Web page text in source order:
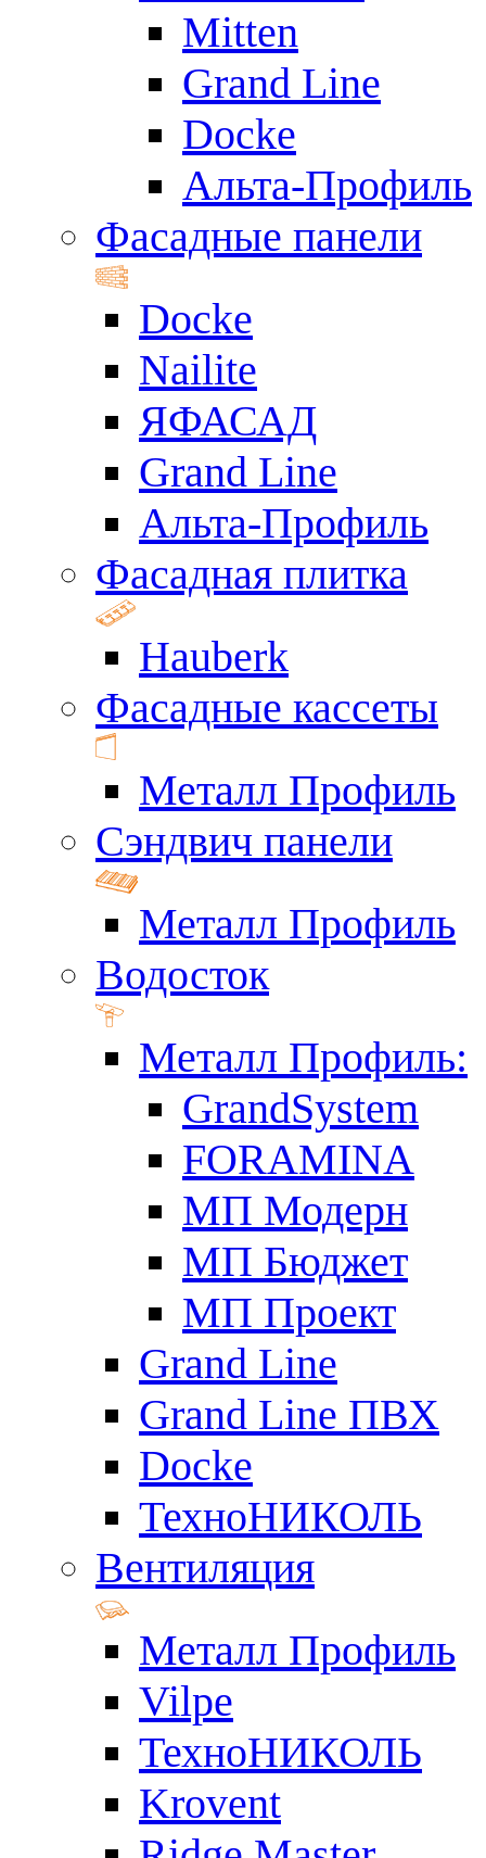
Mitten
Grand Line
Docke
Альта-Профиль
Фасадные панели
Docke
Nailite
ЯФАСАД
Grand Line
Альта-Профиль
Фасадная плитка
Hauberk
Фасадные кассеты
Металл Профиль
Сэндвич панели
Металл Профиль
Водосток
Металл Профиль:
GrandSystem
FORAMINA
МП Модерн
МП Бюджет
МП Проект
Grand Line
Grand Line ПВХ
Docke
ТехноНИКОЛЬ
Вентиляция
Металл Профиль
Vilpe
ТехноНИКОЛЬ
Krovent